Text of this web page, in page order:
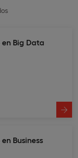
Big Data
Business